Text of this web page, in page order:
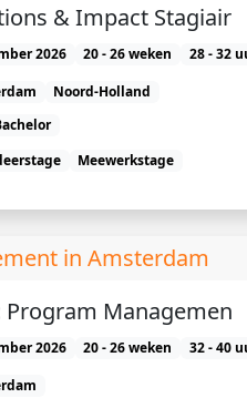
& Impact Stagiair
2026 20 - 26 weken
28 - 32
Noord-Holland
Meewerkstage
in Amsterdam
Managemen
2026 20 - 26 weken
32 - 40